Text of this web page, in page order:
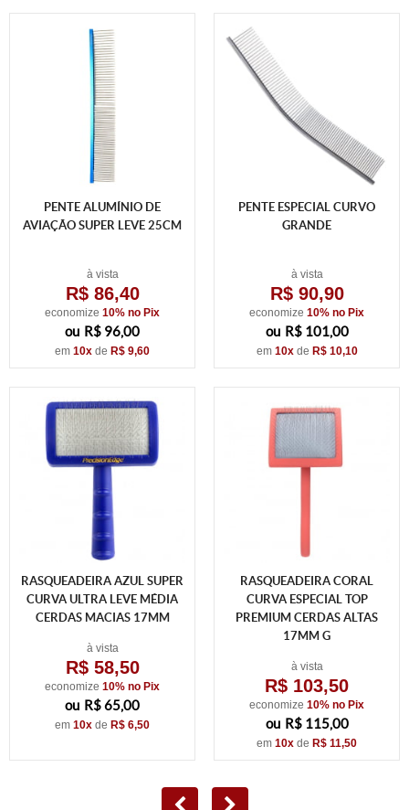
PENTE ALUMÍNIO DE
AVIAÇÃO SUPER LEVE 25CM
R$ 96,00
à vista
R$ 86,40
economize 10% no Pix
em 10x de R$ 9,60
PENTE ESPECIAL CURVO
GRANDE
R$ 101,00
à vista
R$ 90,90
economize 10% no Pix
em 10xde R$ 10,10
RASQUEADEIRA AZUL SUPER
CURVA ULTRA LEVE MÉDIA
CERDAS MACIAS 17MM
R$ 65,00
à vista
R$ 58,50
economize 10% no Pix
em 10x de R$ 6,50
RASQUEADEIRA CORAL
CURVA ESPECIAL TOP
PREMIUM CERDAS ALTAS
17MM G
R$ 115,00
à vista
R$ 103,50
economize 10% no Pix
em 10x de R$ 11,50